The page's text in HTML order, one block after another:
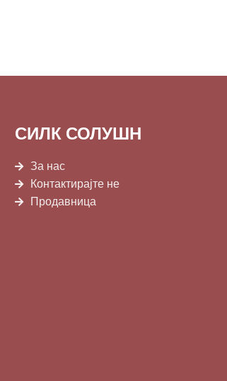
СИЛК СОЛУШН
За нас
Контактирајте не
Продавница